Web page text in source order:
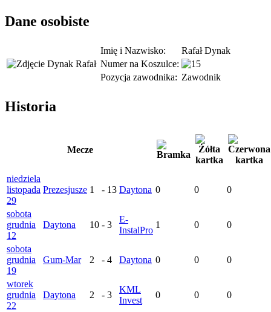
Dane osobiste
Imię i Nazwisko:
Rafał Dynak
Numer na Koszulce:
Pozycja zawodnika: Zawodnik
Historia
Mecze
niedziela
listopada
29
Prezesjusze 1 - 13 Daytona 0 0 0
sobota
grudnia
12
Daytona 10 - 3
E-
InstalPro
1 0 0
sobota
grudnia
19
Gum-Mar 2 - 4 Daytona 0 0 0
wtorek
grudnia
22
Daytona 2 - 3
KML
Invest
0 0 0